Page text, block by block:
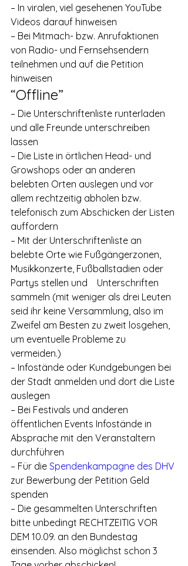
– In viralen, viel gesehenen YouTube
Videos darauf hinweisen
– Bei Mitmach- bzw. Anrufaktionen
von Radio- und Fernsehsendern
teilnehmen und auf die Petition
hinweisen
“Offline”
– Die Unterschriftenliste runterladen
und alle Freunde unterschreiben
lassen
– Die Liste in örtlichen Head- und
Growshops oder an anderen
belebten Orten auslegen und vor
allem rechtzeitig abholen bzw.
telefonisch zum Abschicken der Listen
auffordern
– Mit der Unterschriftenliste an
belebte Orte wie Fußgängerzonen,
Musikkonzerte, Fußballstadien oder
Partys stellen und    Unterschriften
sammeln (mit weniger als drei Leuten
seid ihr keine Versammlung, also im
Zweifel am Besten zu zweit losgehen,
um eventuelle Probleme zu
vermeiden.)
– Infostände oder Kundgebungen bei
der Stadt anmelden und dort die Liste
auslegen
– Bei Festivals und anderen
öffentlichen Events Infostände in
Absprache mit den Veranstaltern
durchführen
– Für die Spendenkampagne des DHV
zur Bewerbung der Petition Geld
spenden
– Die gesammelten Unterschriften
bitte unbedingt RECHTZEITIG VOR
DEM 10.09. an den Bundestag
einsenden. Also möglichst schon 3